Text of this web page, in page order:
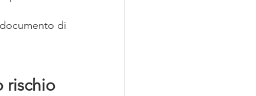
di
rischio